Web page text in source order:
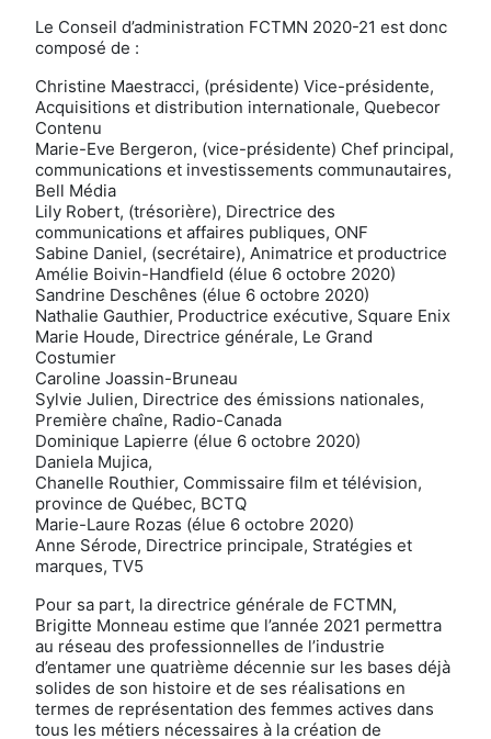
Le Conseil d’administration FCTMN 2020-21 est donc
composé de :
Christine Maestracci, (présidente) Vice-présidente,
Acquisitions et distribution internationale, Quebecor
Contenu
Marie-Eve Bergeron, (vice-présidente) Chef principal,
communications et investissements communautaires,
Bell Média
Lily Robert, (trésorière), Directrice des
communications et affaires publiques, ONF
Sabine Daniel, (secrétaire), Animatrice et productrice
Amélie Boivin-Handfield (élue 6 octobre 2020)
Sandrine Deschênes (élue 6 octobre 2020)
Nathalie Gauthier, Productrice exécutive, Square Enix
Marie Houde, Directrice générale, Le Grand
Costumier
Caroline Joassin-Bruneau
Sylvie Julien, Directrice des émissions nationales,
Première chaîne, Radio-Canada
Dominique Lapierre (élue 6 octobre 2020)
Daniela Mujica,
Chanelle Routhier, Commissaire film et télévision,
province de Québec, BCTQ
Marie-Laure Rozas (élue 6 octobre 2020)
Anne Sérode, Directrice principale, Stratégies et
marques, TV5
Pour sa part, la directrice générale de FCTMN,
Brigitte Monneau estime que l’année 2021 permettra
au réseau des professionnelles de l’industrie
d’entamer une quatrième décennie sur les bases déjà
solides de son histoire et de ses réalisations en
termes de représentation des femmes actives dans
tous les métiers nécessaires à la création de